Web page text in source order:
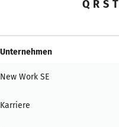
Q R S T
Unternehmen
New Work SE
Karriere